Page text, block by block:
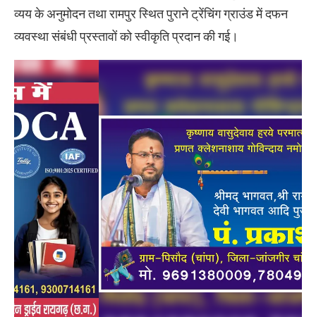
व्यय के अनुमोदन तथा रामपुर स्थित पुराने ट्रेंचिंग ग्राउंड में दफन
व्यवस्था संबंधी प्रस्तावों को स्वीकृति प्रदान की गई।